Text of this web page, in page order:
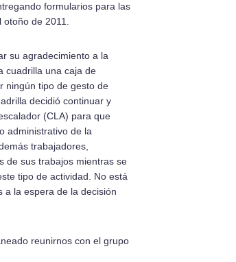
formularios para las
de 2011.
su agradecimiento a la
cuadrilla una caja de
ningún tipo de gesto de
decidió continuar y
(CLA) para que
administrativo de la
trabajadores,
de sus trabajos mientras se
tipo de actividad. No está
a la espera de la decisión
reunirnos con el grupo